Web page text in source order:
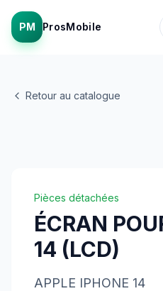
PM ProsMobile
Retour au catalogue
Pièces détachées
ÉCRAN
14 (LCD)
APPLE IPHONE 14